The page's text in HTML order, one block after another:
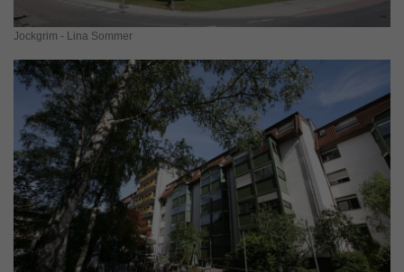
Jockgrim - Lina Sommer